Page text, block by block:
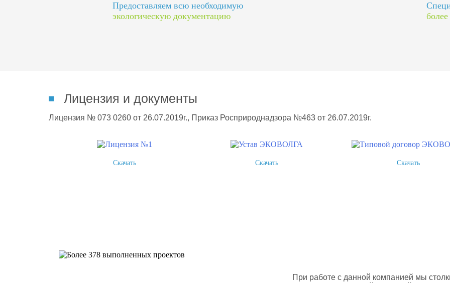
Предоставляем всю необходимую
экологическую документацию
Лицензия и документы
Лицензия № 073 0260 от 26.07.2019г., Приказ Росприроднадзора №463 от 26.07.2019г.
Скачать Скачать Скачать
При работе с данной компанией мы